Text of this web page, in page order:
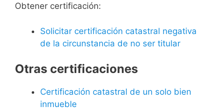
Obtener certificación:
Solicitar certificación catastral negativa
de la circunstancia de no ser titular
Otras certificaciones
Certificación catastral de un solo bien
inmueble